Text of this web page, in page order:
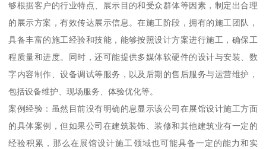
够根据客户的行业特点、展示目的和受众群体等因素，制定出合理
的展示方案，有效传达展示信息。在施工阶段，拥有的施工团队，
具备丰富的施工经验和技能，能够按照设计方案进行施工，确保工
程质量和进度。同时，还可能提供多媒体软硬件的设计与安装、数
字内容制作、设备调试等服务，以及后期的售后服务与运营维护，
包括设备维护、现场服务、体验优化等。
案例经验：虽然目前没有明确的息显示该公司在展馆设计施工方面
的具体案例，但如果公司在建筑装饰、装修和其他建筑业有一定的
经验积累，那么在展馆设计施工领域也可能具备一定的能力和实